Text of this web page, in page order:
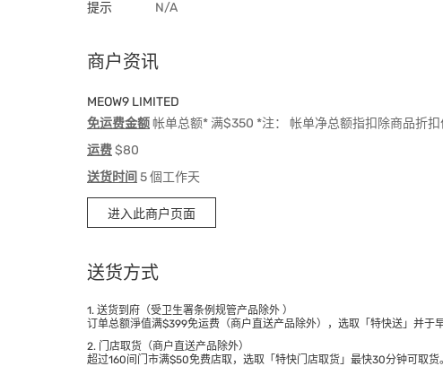
提示 N/A
商户资讯
MEOW9 LIMITED
免运费金额帐单总额* 满$350 *注： 帐单净总额指扣除商品折扣
运费$80
送货时间 5 個工作天
进入此商户页面
送货方式
1. 送货到府（受卫生署条例规管产品除外 ）
订单总额淨值满$399免运费（商户直送产品除外），选取「特快送」并于
2. 门店取货（商户直送产品除外）
超过160间门市满$50免费店取，选取「特快门店取货」最快30分钟可取货。